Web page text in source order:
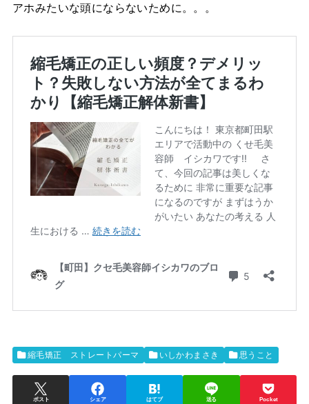
アホみたいな頭にならないために。。。
縮毛矯正 ストレートパーマ いしかわまさき 思うこと
ポスト シェア はてブ 送る Pocket